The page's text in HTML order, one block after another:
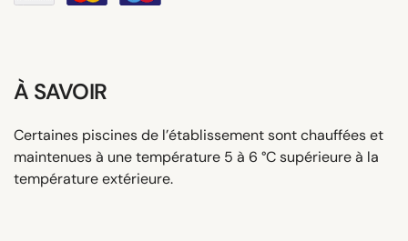
À SAVOIR
Certaines piscines de l’établissement sont chauffées et
maintenues à une température 5 à 6 °C supérieure à la
température extérieure.